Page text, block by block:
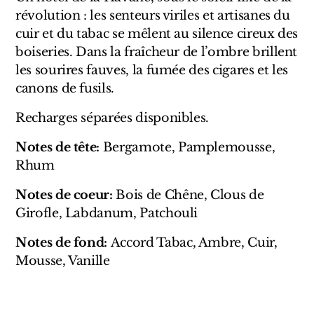
révolution : les senteurs viriles et artisanes du
cuir et du tabac se mêlent au silence cireux des
boiseries. Dans la fraîcheur de l’ombre brillent
les sourires fauves, la fumée des cigares et les
canons de fusils.
Recharges séparées disponibles.
Notes de tête: Bergamote, Pamplemousse,
Rhum
Notes de coeur:Bois de Chêne, Clous de
Girofle, Labdanum, Patchouli
Notes de fond: Accord Tabac, Ambre, Cuir,
Mousse, Vanille
Trudon
Marques Italiennes
Profumum Roma
Marques Suisses
Pernoire